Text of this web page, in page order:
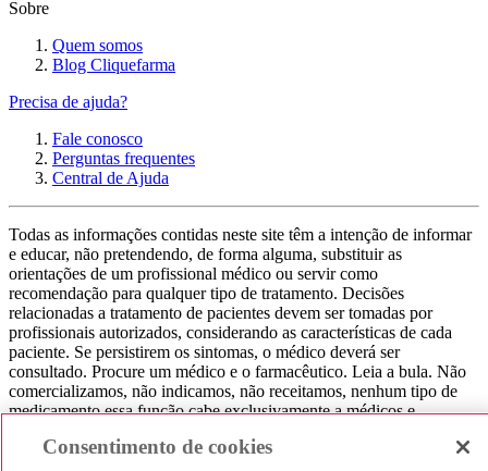
Sobre
Quem somos
Blog Cliquefarma
Precisa de ajuda?
Fale conosco
Perguntas frequentes
Central de Ajuda
Todas as informações contidas neste site têm a intenção de informar
e educar, não pretendendo, de forma alguma, substituir as
orientações de um profissional médico ou servir como
recomendação para qualquer tipo de tratamento. Decisões
relacionadas a tratamento de pacientes devem ser tomadas por
profissionais autorizados, considerando as características de cada
paciente. Se persistirem os sintomas, o médico deverá ser
consultado. Procure um médico e o farmacêutico. Leia a bula. Não
comercializamos, não indicamos, não receitamos, nenhum tipo de
medicamento essa função cabe exclusivamente a médicos e
consultar seu médico. Não somos uma loja ou marketplace, ou seja,
Consentimento de cookies